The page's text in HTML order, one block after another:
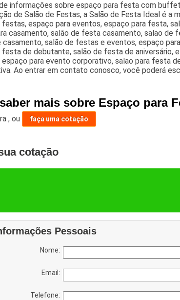
informações sobre espaço para festa com
de Salão de Festas, a Salão de Festa Ideal é a
festas, espaço para eventos, espaço para festa,
casamento, salão de festa casamento, salao
salão de festas e eventos, espaço
festa de debutante, salão de festa de aniversário,
espaço para evento corporativo, salao para festa
Ao entrar em contato conosco, você poderá
mais sobre Espaço para
,ou faça uma cotação
cotação
Pessoais
Nome:
Email:
Telefone: